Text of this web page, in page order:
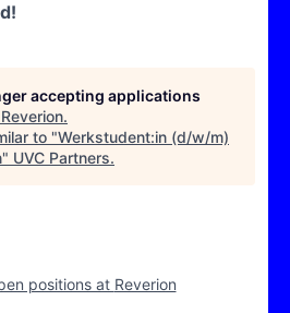
accepting applications
Reverion.
to "Werkstudent:in (d/w/m)
" UVC Partners.
positions at Reverion